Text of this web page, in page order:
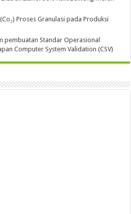
Proses Granulasi pada Produksi
pembuatan Standar Operasional
Computer System Validation (CSV)